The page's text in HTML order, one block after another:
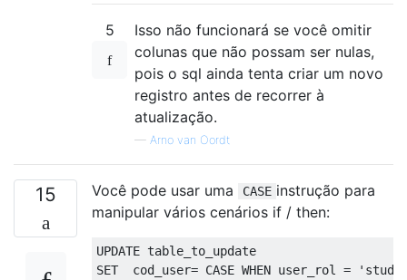
5
Isso não funcionará se você omitir
colunas que não possam ser nulas,
pois o sql ainda tenta criar um novo
registro antes de recorrer à
atualização.
— Arno van Oordt
15 Você pode usar uma CASE instrução para
manipular vários cenários if / then:
UPDATE
SET
  cod_user
= CASE WHEN user_rol =